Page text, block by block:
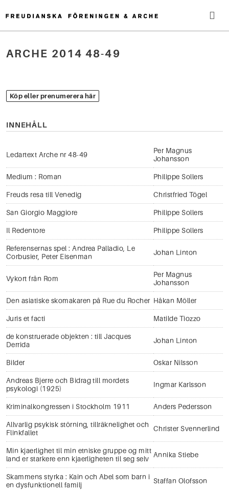
till
innehåll
SökARCHE 2014 48-49
Köp eller prenumerera här
INNEHÅLL
Ledartext Arche nr 48-49
Per Magnus
Johansson
Medium : Roman Philippe Sollers
Freuds resa till Venedig Christfried Tögel
San Giorgio Maggiore Philippe Sollers
Il Redentore Philippe Sollers
Referensernas spel : Andrea Palladio, Le
Corbusier, Peter Eisenman
Johan Linton
Vykort från Rom
Per Magnus
Johansson
Den asiatiske skomakaren på Rue du Rocher Håkan Möller
Juris et facti Matilde Tiozzo
de konstruerade objekten : till Jacques
Derrida
Johan Linton
Bilder Oskar Nilsson
Andreas Bjerre och Bidrag till mordets
psykologi (1925)
Ingmar Karlsson
Kriminalkongressen i Stockholm 1911 Anders Pedersson
Allvarlig psykisk störning, tillräknelighet och
Flinkfallet
Christer Svennerlind
Min kjaerlighet til min etniske gruppe og mitt
land er starkere enn kjaerligheten til seg selv Annika Stiebe
Skammens styrka : Kain och Abel som barn i
en dysfunktionell familj
Staffan Olofsson